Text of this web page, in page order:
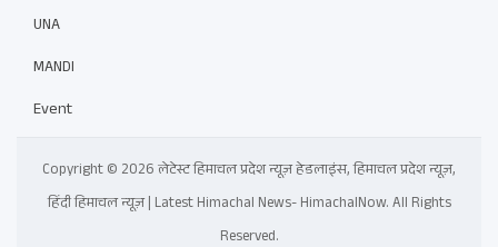
UNA
MANDI
Event
Copyright © 2026 लेटेस्ट हिमाचल प्रदेश न्यूज़ हेडलाइंस, हिमाचल प्रदेश न्यूज़,
हिंदी हिमाचल न्यूज़ | Latest Himachal News- HimachalNow. All Rights
Reserved.